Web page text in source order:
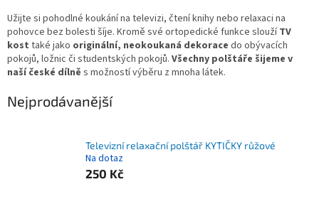
Užijte si pohodlné koukání na televizi, čtení knihy nebo relaxaci na
pohovce bez bolesti šíje. Kromě své ortopedické funkce sloužíTV
kost také jako originální, neokoukaná dekorace do obývacích
pokojů, ložnic či studentských pokojů. Všechny polštáře šijeme v
naší české dílně s možností výběru z mnoha látek.
Nejprodávanější
Televizní relaxační polštář KYTIČKY růžové
Na dotaz
250 Kč